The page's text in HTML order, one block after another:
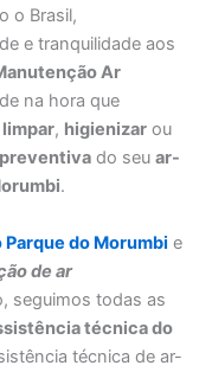
o Brasil,
e tranquilidade aos
Ar
na hora que
limpar, higienizar ou
preventiva do seuar-
.
do Morumbi e
de ar
seguimos todas as
técnica do
técnica de ar-